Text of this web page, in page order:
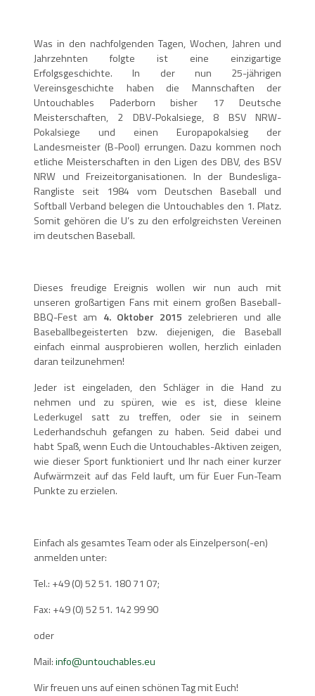
Was in den nachfolgenden Tagen, Wochen, Jahren und
Jahrzehnten folgte ist eine einzigartige
Erfolgsgeschichte. In der nun 25-jährigen
Vereinsgeschichte haben die Mannschaften der
Untouchables Paderborn bisher 17 Deutsche
Meisterschaften, 2 DBV-Pokalsiege, 8 BSV NRW-
Pokalsiege und einen Europapokalsieg der
Landesmeister (B-Pool) errungen. Dazu kommen noch
etliche Meisterschaften in den Ligen des DBV, des BSV
NRW und Freizeitorganisationen. In der Bundesliga-
Rangliste seit 1984 vom Deutschen Baseball und
Softball Verband belegen die Untouchables den 1. Platz.
Somit gehören die U’s zu den erfolgreichsten Vereinen
im deutschen Baseball.
Dieses freudige Ereignis wollen wir nun auch mit
unseren großartigen Fans mit einem großen Baseball-
BBQ-Fest am 4. Oktober 2015 zelebrieren und alle
Baseballbegeisterten bzw. diejenigen, die Baseball
einfach einmal ausprobieren wollen, herzlich einladen
daran teilzunehmen!
Jeder ist eingeladen, den Schläger in die Hand zu
nehmen und zu spüren, wie es ist, diese kleine
Lederkugel satt zu treffen, oder sie in seinem
Lederhandschuh gefangen zu haben. Seid dabei und
habt Spaß, wenn Euch die Untouchables-Aktiven zeigen,
wie dieser Sport funktioniert und Ihr nach einer kurzer
Aufwärmzeit auf das Feld lauft, um für Euer Fun-Team
Punkte zu erzielen.
Einfach als gesamtes Team oder als Einzelperson(-en)
anmelden unter:
Tel.: +49 (0) 52 51. 180 71 07;
Fax: +49 (0) 52 51. 142 99 90
oder
Mail:info@untouchables.eu
Wir freuen uns auf einen schönen Tag mit Euch!